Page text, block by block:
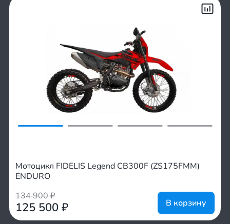
Мотоцикл FIDELIS Legend CB300F (ZS175FMM)
ENDURO
134 900₽
125 500 ₽ В корзину